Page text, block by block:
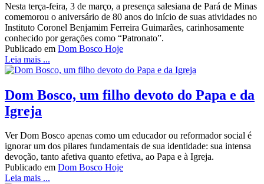
Nesta terça-feira, 3 de março, a presença salesiana de Pará de Minas
comemorou o aniversário de 80 anos do início de suas atividades no
Instituto Coronel Benjamim Ferreira Guimarães, carinhosamente
conhecido por gerações como “Patronato”.
Publicado em Dom Bosco Hoje
Leia mais ...
Dom Bosco, um filho devoto do Papa e da
Igreja
Ver Dom Bosco apenas como um educador ou reformador social é
ignorar um dos pilares fundamentais de sua identidade: sua intensa
devoção, tanto afetiva quanto efetiva, ao Papa e à Igreja.
Publicado em Dom Bosco Hoje
Leia mais ...